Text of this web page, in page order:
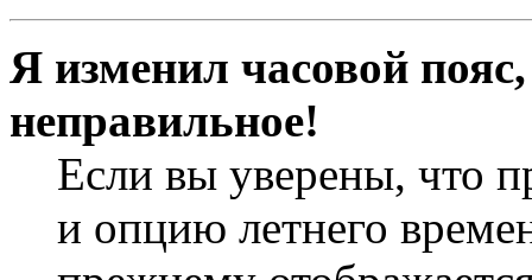
Я изменил часовой
неправильное!
Если вы уверены, что
и опцию летнего